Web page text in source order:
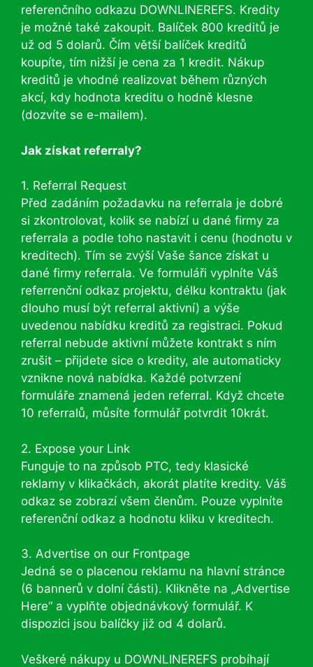
referenčního odkazu DOWNLINEREFS. Kredity
je možné také zakoupit. Balíček 800 kreditů je
už od 5 dolarů. Čím větší balíček kreditů
koupíte, tím nižší je cena za 1 kredit. Nákup
kreditů je vhodné realizovat během různých
akcí, kdy hodnota kreditu o hodně klesne
(dozvíte se e-mailem).
Jak získat referraly?
1. Referral Request
Před zadáním požadavku na referrala je dobré
si zkontrolovat, kolik se nabízí u dané firmy za
referrala a podle toho nastavit i cenu (hodnotu v
kreditech). Tím se zvýší Vaše šance získat u
dané firmy referrala. Ve formuláři vyplníte Váš
referrenční odkaz projektu, délku kontraktu (jak
dlouho musí být referral aktivní) a výše
uvedenou nabídku kreditů za registraci. Pokud
referral nebude aktivní můžete kontrakt s ním
zrušit – přijdete sice o kredity, ale automaticky
vznikne nová nabídka. Každé potvrzení
formuláře znamená jeden referral. Když chcete
10 referralů, můsíte formulář potvrdit 10krát.
2. Expose your Link
Funguje to na způsob PTC, tedy klasické
reklamy v klikačkách, akorát platíte kredity. Váš
odkaz se zobrazí všem členům. Pouze vyplníte
referenční odkaz a hodnotu kliku v kreditech.
3. Advertise on our Frontpage
Jedná se o placenou reklamu na hlavní stránce
(6 bannerů v dolní části). Klikněte na „Advertise
Here“ a vyplňte objednávkový formulář. K
dispozici jsou balíčky již od 4 dolarů.
Veškeré nákupy u DOWNLINEREFS probíhají